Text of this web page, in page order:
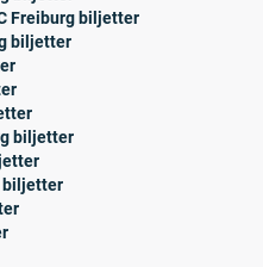
Freiburg biljetter
biljetter
biljetter
biljetter